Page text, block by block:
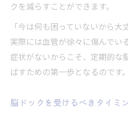
クを減らすことができます。
「今は何も困っていないから大
実際には血管が徐々に傷んでい
症状がないからこそ、定期的な
ばすための第一歩となるのです。
脳ドックを受けるべきタイミ